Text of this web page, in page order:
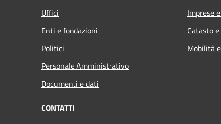
Uffici
Enti e fondazioni
Politici
Personale Amministrativo
Documenti e dati
Imprese
Catasto
Mobilità
CONTATTI